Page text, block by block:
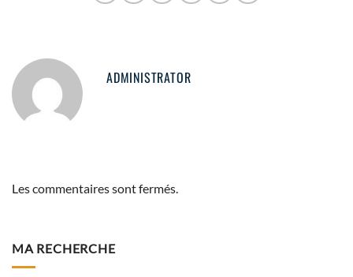
ADMINISTRATOR
Les commentaires sont fermés.
MA RECHERCHE